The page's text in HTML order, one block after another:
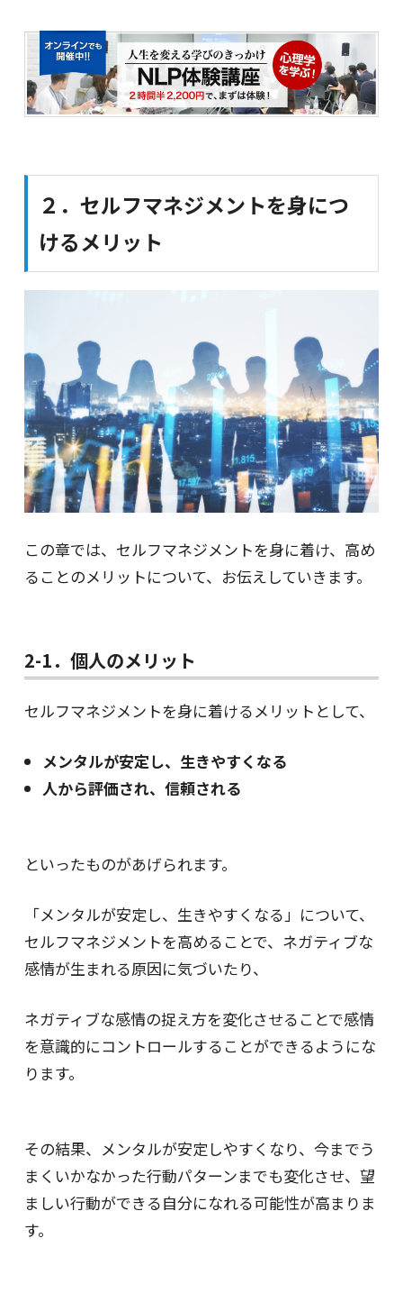
２．セルフマネジメントを身につ
けるメリット
この章では、セルフマネジメントを身に着け、高め
ることのメリットについて、お伝えしていきます。
2-1．個人のメリット
セルフマネジメントを身に着けるメリットとして、
メンタルが安定し、生きやすくなる
人から評価され、信頼される
といったものがあげられます。
「メンタルが安定し、生きやすくなる」について、
セルフマネジメントを高めることで、ネガティブな
感情が生まれる原因に気づいたり、
ネガティブな感情の捉え方を変化させることで感情
を意識的にコントロールすることができるようにな
ります。
その結果、メンタルが安定しやすくなり、今までう
まくいかなかった行動パターンまでも変化させ、望
ましい行動ができる自分になれる可能性が高まりま
す。